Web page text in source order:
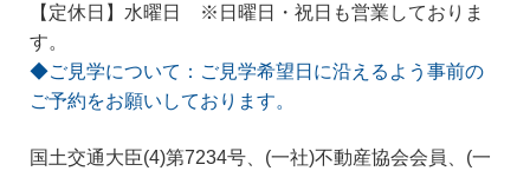
【定休日】水曜日 ※日曜日・祝日も営業しておりま
す。
◆ご見学について：ご見学希望日に沿えるよう事前の
ご予約をお願いしております。
国土交通大臣(4)第7234号、(一社)不動産協会会員、(一